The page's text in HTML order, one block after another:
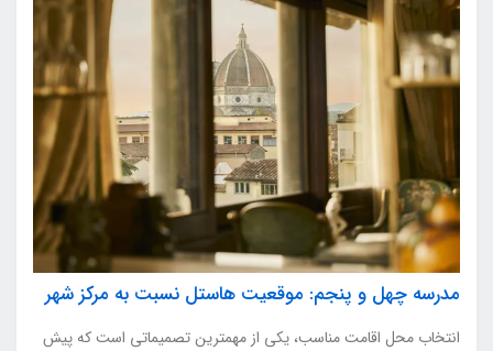
مدرسه چهل و پنجم: موقعیت هاستل نسبت به مرکز شهر
انتخاب محل اقامت مناسب، یکی از مهمترین تصمیماتی است که پیش